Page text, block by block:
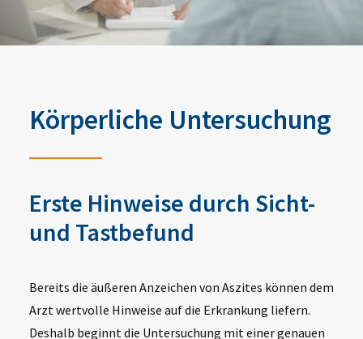
Körperliche Untersuchung
Erste Hinweise durch Sicht-
und Tastbefund
Bereits die äußeren Anzeichen von Aszites können dem
Arzt wertvolle Hinweise auf die Erkrankung liefern.
Deshalb beginnt die Untersuchung mit einer genauen